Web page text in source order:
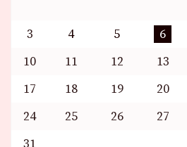
3
4 5 6
10
11 12 13
17
18 19 20
24
25 26 27